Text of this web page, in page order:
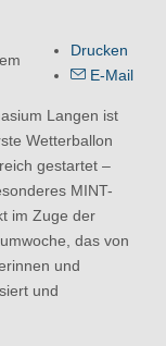
Drucken
E-Mail
Langen ist
Wetterballon
gestartet –
MINT-
im Zuge der
das von
und
und